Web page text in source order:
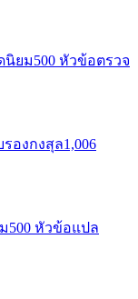
นิยม500 หัวข้อตรวจ
รองกงสุล1,006
500 หัวข้อแปล